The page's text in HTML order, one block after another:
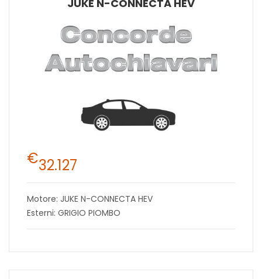
JUKE N-CONNECTA HEV
€32.127
Motore: JUKE N-CONNECTA HEV
Esterni: GRIGIO PIOMBO